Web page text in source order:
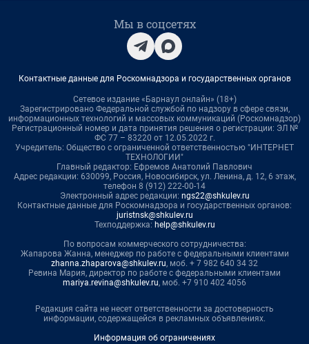
Мы в соцсетях
Контактные данные для Роскомнадзора и государственных органов
Сетевое издание «Барнаул онлайн» (18+)
Зарегистрировано Федеральной службой по надзору в сфере связи,
информационных технологий и массовых коммуникаций (Роскомнадзор)
Регистрационный номер и дата принятия решения о регистрации: ЭЛ №
ФС 77 – 83220 от 12.05.2022 г.
Учредитель: Общество с ограниченной ответственностью "ИНТЕРНЕТ
ТЕХНОЛОГИИ"
Главный редактор: Ефремов Анатолий Павлович
Адрес редакции: 630099, Россия, Новосибирск, ул. Ленина, д. 12, 6 этаж,
телефон 8 (912) 222-00-14
Электронный адрес редакции: ngs22@shkulev.ru
Контактные данные для Роскомнадзора и государственных органов:
juristnsk@shkulev.ru
Техподдержка: help@shkulev.ru
По вопросам коммерческого сотрудничества:
Жапарова Жанна, менеджер по работе с федеральными клиентами
zhanna.zhaparova@shkulev.ru, моб. + 7 982 640 34 32
Ревина Мария, директор по работе с федеральными клиентами
mariya.revina@shkulev.ru, моб. +7 910 402 4056
Редакция сайта не несет ответственности за достоверность
информации, содержащейся в рекламных объявлениях.
Информация об ограничениях